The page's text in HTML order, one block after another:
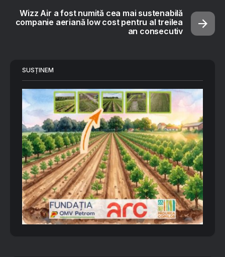
Wizz Air a fost numită cea mai sustenabilă
companie aeriană low cost pentru al treilea
an consecutiv
SUSȚINEM